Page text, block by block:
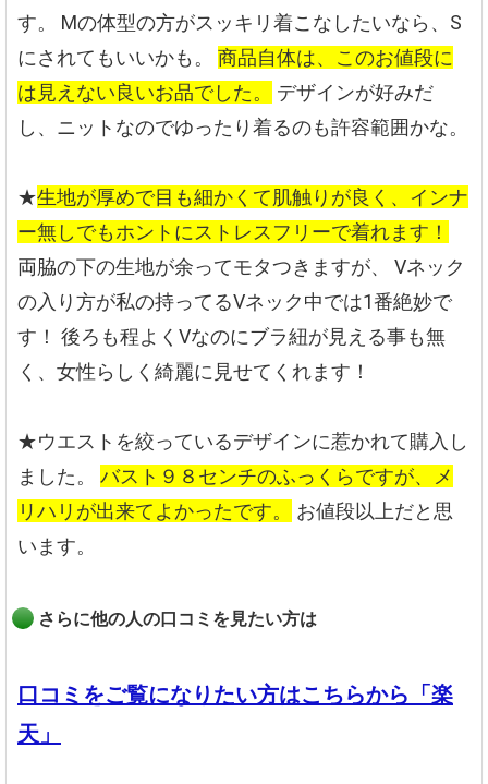
す。
Mの体型の方がスッキリ着こなしたいなら、S
にされてもいいかも。
商品自体は、このお値段に
は見えない良いお品でした。
デザインが好みだ
し、ニットなのでゆったり着るのも許容範囲かな。
★生地が厚めで目も細かくて肌触りが良く、インナ
ー無しでもホントにストレスフリーで着れます！
両脇の下の生地が余ってモタつきますが、
Vネック
の入り方が私の持ってるVネック中では1番絶妙で
す！ 後ろも程よくVなのにブラ紐が見える事も無
く、女性らしく綺麗に見せてくれます！
★ウエストを絞っているデザインに惹かれて購入し
ました。
バスト９８センチのふっくらですが、メ
リハリが出来てよかったです。
お値段以上だと思
います。
さらに他の人の口コミを見たい方は
口コミをご覧になりたい方はこちらから「楽
天」